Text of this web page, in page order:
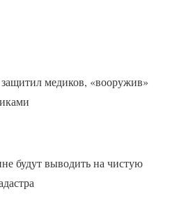
медиков, «вооружив»
будут выводить на чистую